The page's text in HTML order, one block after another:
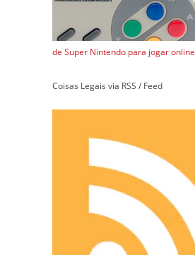
de Super Nintendo para jogar online
Coisas Legais via RSS / Feed